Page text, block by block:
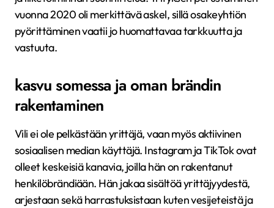
vuonna 2020 oli merkittävä askel, sillä osakeyhtiön
pyörittäminen vaatii jo huomattavaa tarkkuutta ja
vastuuta.
kasvu somessa ja oman brändin
rakentaminen
Vili ei ole pelkästään yrittäjä, vaan myös aktiivinen
sosiaalisen median käyttäjä. Instagram ja TikTok ovat
olleet keskeisiä kanavia, joilla hän on rakentanut
henkilöbrändiään. Hän jakaa sisältöä yrittäjyydestä,
arjestaan sekä harrastuksistaan kuten vesijeteistä ja